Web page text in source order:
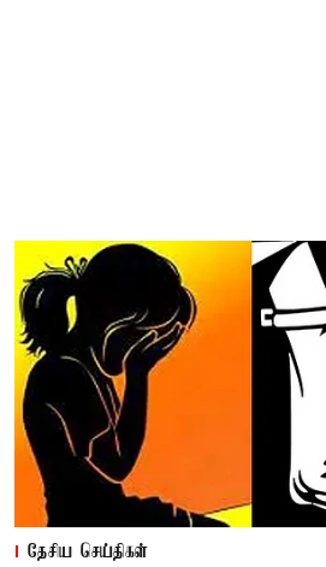
தேசிய செய்திகள்